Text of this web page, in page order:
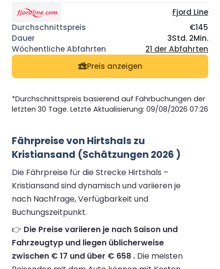
Fjord Line
€145
3Std. 2Min.
21 der Abfahrten
Preis anzeigen
*Durchschnittspreis basierend auf Fährbuchungen der
letzten 30 Tage. Letzte Aktualisierung: 09/08/2026 07:26
Fährpreise von Hirtshals zu
Kristiansand (Schätzungen 2026 )
Die Fährpreise für die Strecke Hirtshals –
Kristiansand sind dynamisch und variieren je
nach Nachfrage, Verfügbarkeit und
Buchungszeitpunkt.
👉 Die Preise variieren je nach Saison und
Fahrzeugtyp und liegen üblicherweise
zwischen € 17 und über € 658 . Die meisten